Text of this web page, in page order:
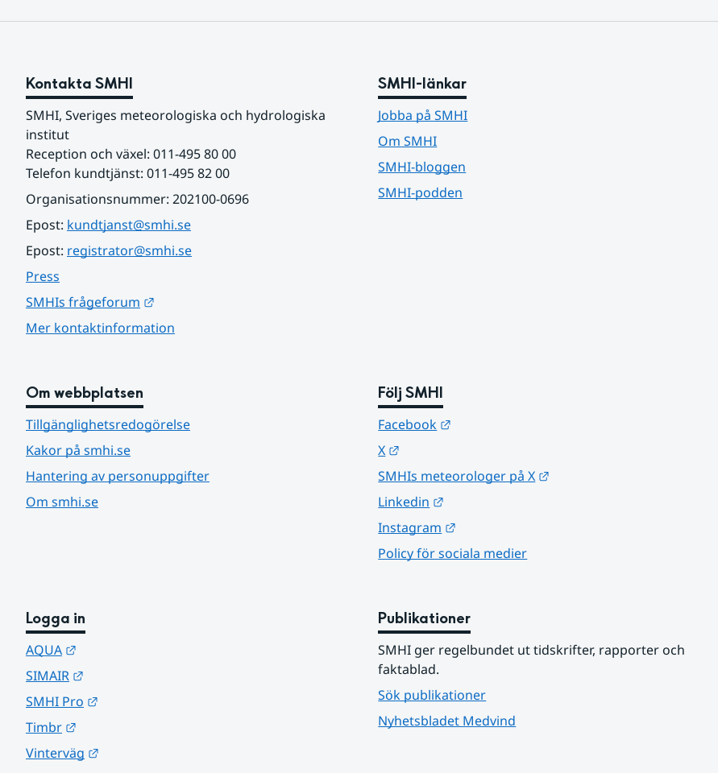
Kontakta SMHI
SMHI, Sveriges meteorologiska och hydrologiska
institut
Reception och växel: 011-495 80 00
Telefon kundtjänst: 011-495 82 00
Organisationsnummer: 202100-0696
Epost: kundtjanst@smhi.se
Epost: registrator@smhi.se
Press
SMHIs frågeforum
Mer kontaktinformation
SMHI-länkar
Jobba på SMHI
Om SMHI
SMHI-bloggen
SMHI-podden
Om webbplatsen
Tillgänglighetsredogörelse
Kakor på smhi.se
Hantering av personuppgifter
Om smhi.se
Följ SMHI
Facebook
X
SMHIs meteorologer på X
Linkedin
Instagram
Policy för sociala medier
Logga in
AQUA
SIMAIR
SMHI Pro
Timbr
Vinterväg
Publikationer
SMHI ger regelbundet ut tidskrifter, rapporter och
faktablad.
Sök publikationer
Nyhetsbladet Medvind